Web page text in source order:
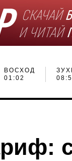
ВОСХОД
01:02